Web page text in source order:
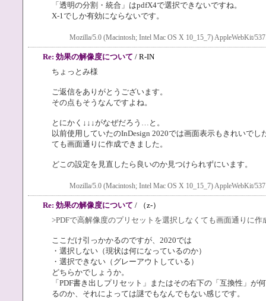
「透明の分割・統合」はpdfX4で選択できないですね。
X-1でしか有効にならないです。
Mozilla/5.0 (Macintosh; Intel Mac OS X 10_15_7) AppleWebKit/
Re: 効果の解像度について / R-IN
ちょっとみ様
ご返信をありがとうございます。
その点もそうなんですよね。
とにかく↓↓↓がなぜだろう…と。
以前使用していたのInDesign 2020では画面表示もきれいで
ても画面通りに作成できました。
どこの設定を見直したら良いのか見つけられずにいます。
Mozilla/5.0 (Macintosh; Intel Mac OS X 10_15_7) AppleWebKit/
Re: 効果の解像度について / （z-）
>PDFで高解像度のプリセットを選択しなくても画面通りに作
ここだけ引っかかるのですが、2020では
・選択しない（現状は何になっているのか）
・選択できない（グレーアウトしている）
どちらかでしょうか。
「PDF書き出しプリセット」またはその右下の「互換性」
るのか、それによっては謎でもなんでもない感じです。